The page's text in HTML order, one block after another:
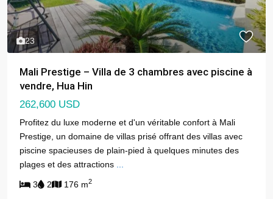
23
Mali Prestige – Villa de 3 chambres avec piscine à
vendre, Hua Hin
262,600 USD
Profitez du luxe moderne et d'un véritable confort à Mali
Prestige, un domaine de villas prisé offrant des villas avec
piscine spacieuses de plain-pied à quelques minutes des
plages et des attractions
3 2 176 m2